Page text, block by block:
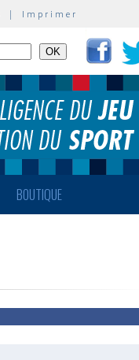
| Imprimer
BOUTIQUE